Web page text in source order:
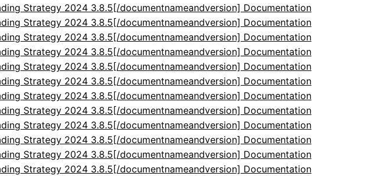
Strategy 2024 3.8.5[/documentnameandversion] Documentation
Strategy 2024 3.8.5[/documentnameandversion] Documentation
Strategy 2024 3.8.5[/documentnameandversion] Documentation
Strategy 2024 3.8.5[/documentnameandversion] Documentation
Strategy 2024 3.8.5[/documentnameandversion] Documentation
Strategy 2024 3.8.5[/documentnameandversion] Documentation
Strategy 2024 3.8.5[/documentnameandversion] Documentation
Strategy 2024 3.8.5[/documentnameandversion] Documentation
Strategy 2024 3.8.5[/documentnameandversion] Documentation
Strategy 2024 3.8.5[/documentnameandversion] Documentation
Strategy 2024 3.8.5[/documentnameandversion] Documentation
Strategy 2024 3.8.5[/documentnameandversion] Documentation